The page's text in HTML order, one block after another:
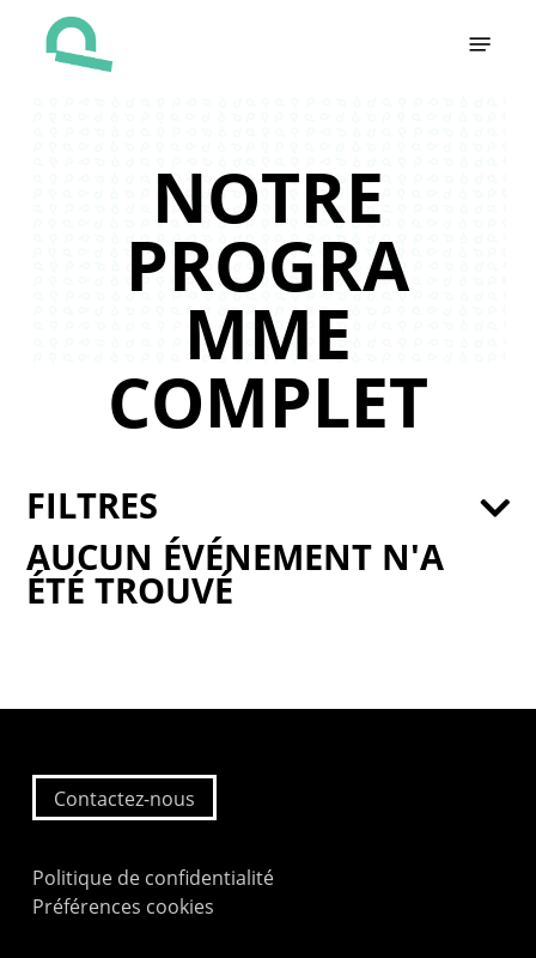
NOTRE
PROGRA
MME
COMPLET
AUCUN ÉVÉNEMENT N'A
ÉTÉ TROUVÉ
FILTRES
Contactez-nous
Politique de confidentialité
Préférences cookies